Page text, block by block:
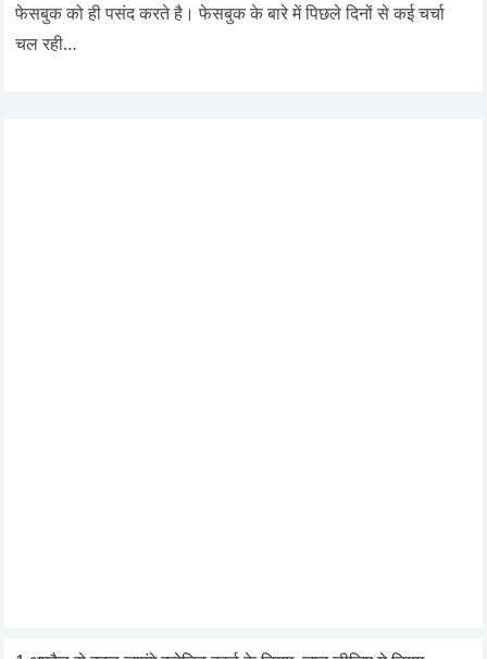
फेसबुक को ही पसंद करते है। फेसबुक के बारे में पिछले दिनों से कई चर्चा
चल रही…